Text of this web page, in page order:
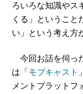
ろいろな知識やス
くる」ということ
い」という考え方
今回お話を伺っ
は「モブキャスト
メントプラット